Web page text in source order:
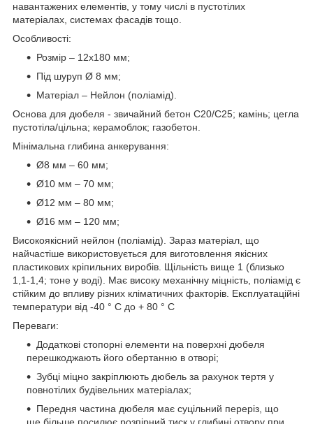
навантажених елементів, у тому числі в пустотілих
матеріалах, системах фасадів тощо.
Особливості:
Розмір – 12х180 мм;
Під шуруп Ø 8 мм;
Матеріал – Нейлон (поліамід).
Основа для дюбеля - звичайний бетон C20/C25; камінь; цегла
пустотіла/цільна; керамоблок; газобетон.
Мінімальна глибина анкерування:
Ø8 мм – 60 мм;
Ø10 мм – 70 мм;
Ø12 мм – 80 мм;
Ø16 мм – 120 мм;
Високоякісний нейлон (поліамід). Зараз матеріал, що
найчастіше використовується для виготовлення якісних
пластикових кріпильних виробів. Щільність вище 1 (близько
1,1-1,4; тоне у воді). Має високу механічну міцність, поліамід є
стійким до впливу різних кліматичних факторів. Експлуатаційні
температури від -40 ° С до + 80 ° С
Переваги:
Додаткові стопорні елементи на поверхні дюбеля
перешкоджають його обертанню в отворі;
Зубці міцно закріплюють дюбель за рахунок тертя у
повнотілих будівельних матеріалах;
Передня частина дюбеля має суцільний переріз, що